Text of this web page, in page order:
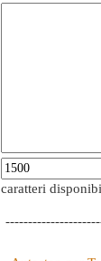
caratteri